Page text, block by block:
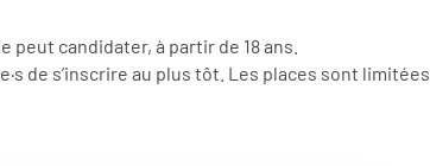
peut candidater, à partir de 18 ans.
de s’inscrire au plus tôt. Les places sont limitées.